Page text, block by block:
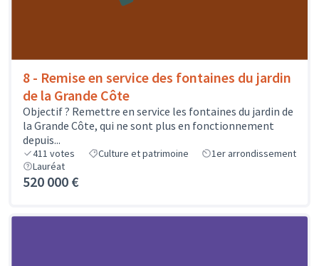
8 - Remise en service des fontaines du jardin
de la Grande Côte
Objectif ? Remettre en service les fontaines du jardin de
la Grande Côte, qui ne sont plus en fonctionnement
depuis...
411 votes Culture et patrimoine
1er arrondissement
Lauréat
520 000 €